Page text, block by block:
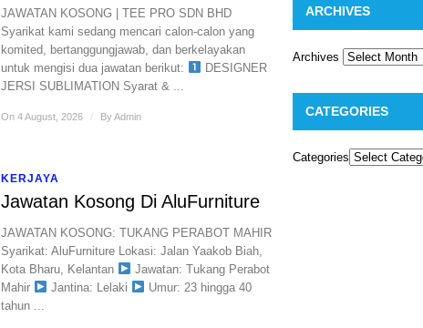
JAWATAN KOSONG | TEE PRO SDN BHD ​
Syarikat kami sedang mencari calon-calon yang
komited, bertanggungjawab, dan berkelayakan
untuk mengisi dua jawatan berikut: ​
DESIGNER
JERSI SUBLIMATION Syarat & ...
On 4 August, 2026 / ByAdmin
KERJAYA
Jawatan Kosong Di AluFurniture
JAWATAN KOSONG: TUKANG PERABOT MAHIR
​Syarikat: AluFurniture Lokasi: Jalan Yaakob Biah,
Kota Bharu, Kelantan ​
Jawatan: Tukang Perabot
Mahir
Jantina: Lelaki
Umur: 23 hingga 40
tahun ...
ARCHIVES
Archives
CATEGORIES
Categories